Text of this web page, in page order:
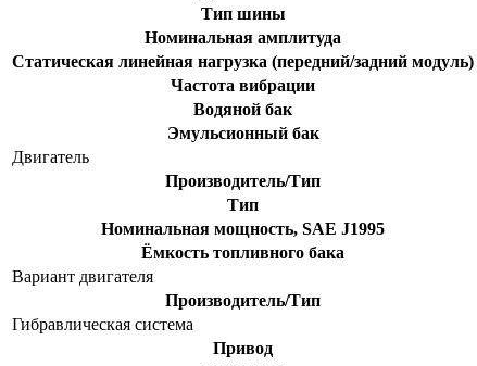
Тип шины
Номинальная амплитуда
Статическая линейная нагрузка (передний/задний модуль)
Частота вибрации
Водяной бак
Эмульсионный бак
Двигатель
Производитель/Тип
Тип
Номинальная мощность, SAE J1995
Ёмкость топливного бака
Вариант двигателя
Производитель/Тип
Гибравлическая система
Привод